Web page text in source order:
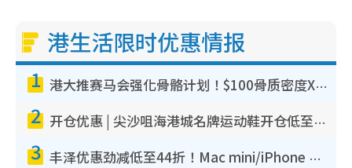
港生活限时优惠情报
1 港大推赛马会强化骨骼计划！$100骨质密度X光检查 完成免费运动训练送超市礼券！附参加资格
2 开仓优惠 | 尖沙咀海港城名牌运动鞋开仓低至1折！On鞋$899起/Joy&Peace鞋履$98起
3 丰泽优惠劲减低至44折！Mac mini/iPhone 17 Pro大减价！厨房家电$220起